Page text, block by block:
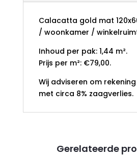
Calacatta gold mat
/ woonkamer /
Inhoud per pak: 1,44 m².
Prijs per m²: €79,00.
Wij adviseren om
met circa 8% zaagverlies.
Gerelateerde